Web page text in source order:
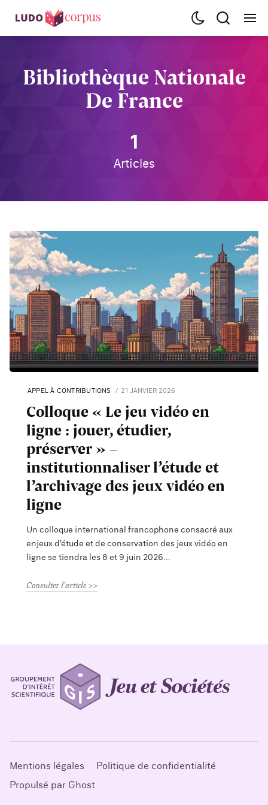
Bibliothèque Nationale
De France
1
Articles
APPEL À CONTRIBUTIONS 21 JANVIER 2026
Colloque « Le jeu vidéo en
ligne : jouer, étudier,
préserver » –
institutionnaliser l’étude et
l’archivage des jeux vidéo en
ligne
Un colloque international francophone consacré aux
enjeux d’étude et de conservation des jeux vidéo en
ligne se tiendra les 8 et 9 juin 2026
Consulter l'article
Mentions légales
Politique de confidentialité
Propulsé par Ghost